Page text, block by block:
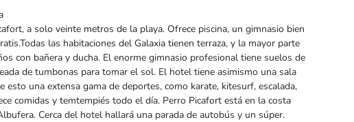
a solo veinte metros de la playa. Ofrece piscina, un gimnasio bien
las habitaciones del Galaxia tienen terraza, y la mayor parte
con bañera y ducha. El enorme gimnasio profesional tiene suelos de
de tumbonas para tomar el sol. El hotel tiene asimismo una sala
esto una extensa gama de deportes, como karate, kitesurf, escalada,
comidas y temtempiés todo el día. Perro Picafort está en la costa
Cerca del hotel hallará una parada de autobús y un súper.